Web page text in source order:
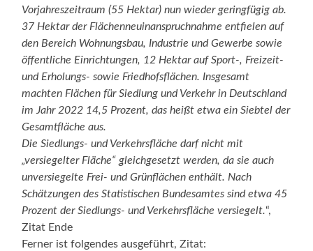
Vorjahreszeitraum (55 Hektar) nun wieder geringfügig ab.
37 Hektar der Flächenneuinanspruchnahme entfielen auf
den Bereich Wohnungsbau, Industrie und Gewerbe sowie
öffentliche Einrichtungen, 12 Hektar auf Sport-, Freizeit-
und Erholungs- sowie Friedhofsflächen. Insgesamt
machten Flächen für Siedlung und Verkehr in Deutschland
im Jahr 2022 14,5 Prozent, das heißt etwa ein Siebtel der
Gesamtfläche aus.
Die Siedlungs- und Verkehrsfläche darf nicht mit
„versiegelter Fläche“ gleichgesetzt werden, da sie auch
unversiegelte Frei- und Grünflächen enthält. Nach
Schätzungen des Statistischen Bundesamtes sind etwa 45
Prozent der Siedlungs- und Verkehrsfläche versiegelt.“,
Zitat Ende
Ferner ist folgendes ausgeführt, Zitat: